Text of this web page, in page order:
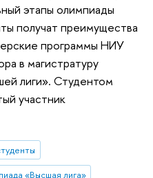
этапы олимпиады
получат преимущества
программы НИУ
в магистратуру
лиги». Студентом
участник
«Высшая лига»